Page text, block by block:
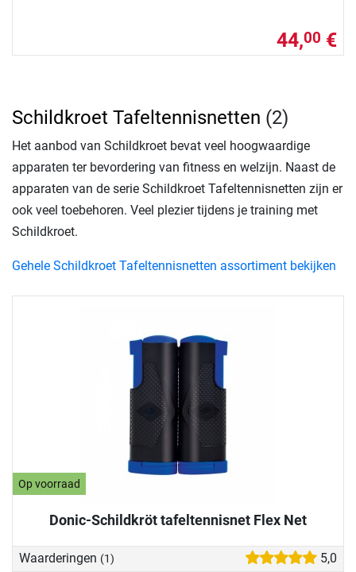
44,00 €
Op voorraad
Donic-Schildkröt tafeltennisnet Flex Net
Waarderingen (1) 5,0
Schildkroet Tafeltennisnetten (2)
Het aanbod van Schildkroet bevat veel hoogwaardige
apparaten ter bevordering van fitness en welzijn. Naast de
apparaten van de serie Schildkroet Tafeltennisnetten zijn er
ook veel toebehoren. Veel plezier tijdens je training met
Schildkroet.
Gehele Schildkroet Tafeltennisnetten assortiment bekijken